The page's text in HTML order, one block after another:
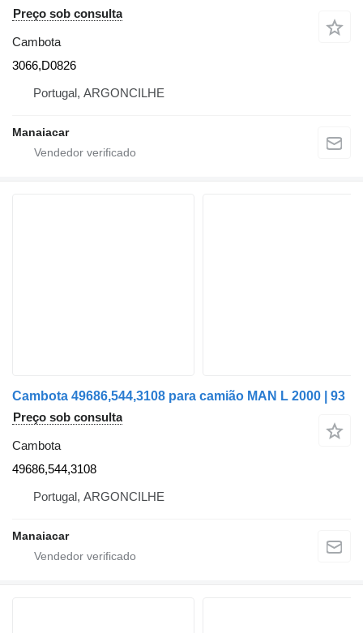
Preço sob consulta
Cambota
3066,D0826
Portugal, ARGONCILHE
Manaiacar
Cambota 49686,544,3108 para camião MAN L 2000 | 93
Preço sob consulta
Cambota
49686,544,3108
Portugal, ARGONCILHE
Manaiacar